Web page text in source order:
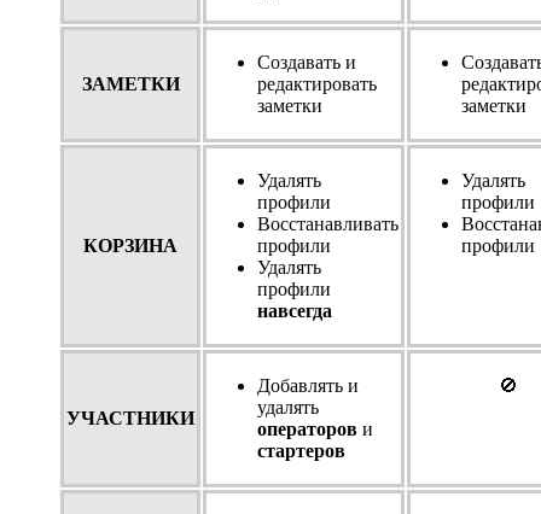
ЗАМЕТКИ
Создавать и
редактировать
заметки
заметки
КОРЗИНА
Удалять
профили
Восстанавливать
профили
Удалять
профили
навсегда
Удалять
профили
профили
УЧАСТНИКИ
Добавлять и
удалять
операторов и
стартеров
🚫